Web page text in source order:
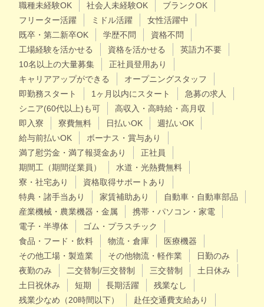
職種未経験OK 社会人未経験OK
ブランクOK
フリーター活躍
ミドル活躍
女性活躍中
既卒・第二新卒OK
学歴不問
資格不問
工場経験を活かせる
資格を活かせる
英語力不要
10名以上の大量募集
正社員登用あり
キャリアアップができる
オープニングスタッフ
即勤務スタート
1ヶ月以内にスタート
急募の求人
シニア(60代以上)も可
高収入・高時給・高月収
即入寮
寮費無料 日払いOK
週払いOK
給与前払いOK
ボーナス・賞与あり
満了慰労金・満了報奨金あり
正社員
期間工（期間従業員）
水道・光熱費無料
寮・社宅あり
資格取得サポートあり
特典・諸手当あり
家賃補助あり
自動車・自動車部品
産業機械・農業機器・金属
携帯・パソコン・家電
電子・半導体
ゴム・プラスチック
食品・フード・飲料
物流・倉庫
医療機器
その他工場・製造業
その他物流・軽作業
日勤のみ
夜勤のみ
二交替制/三交替制 三交替制
土日休み
土日祝休み
短期 長期活躍
残業なし
残業少なめ（20時間以下）
赴任交通費支給あり